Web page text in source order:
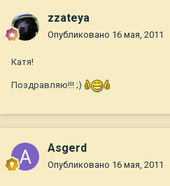
zzateya
Опубликовано 16 мая, 2011
Катя!
Поздравляю!!! ;)
Asgerd
Опубликовано 16 мая, 2011